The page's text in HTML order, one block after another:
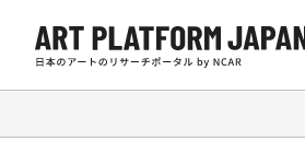
日本の現代アート展覧